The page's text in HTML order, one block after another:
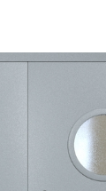
Полуторные
Остекленные
Двери с
Двери